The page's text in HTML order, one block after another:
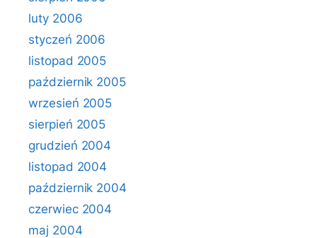
luty 2006
styczeń 2006
listopad 2005
październik 2005
wrzesień 2005
sierpień 2005
grudzień 2004
listopad 2004
październik 2004
czerwiec 2004
maj 2004